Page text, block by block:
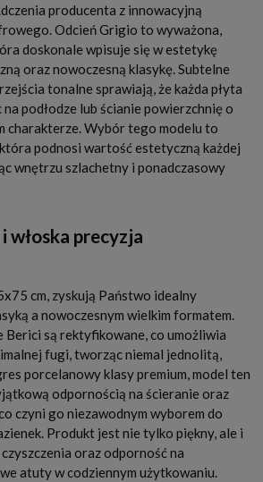
producenta z innowacyjną
Odcień Grigio to wyważona,
doskonale wpisuje się w estetykę
oraz nowoczesną klasykę. Subtelne
tonalne sprawiają, że każda płyta
podłodze lub ścianie powierzchnię o
charakterze. Wybór tego modelu to
podnosi wartość estetyczną każdej
wnętrzu szlachetny i ponadczasowy
włoska precyzja
cm, zyskują Państwo idealny
a nowoczesnym wielkim formatem.
Berici są rektyfikowane, co umożliwia
fugi, tworząc niemal jednolitą,
porcelanowy klasy premium, model ten
odpornością na ścieranie oraz
czyni go niezawodnym wyborem do
Produkt jest nie tylko piękny, ale i
oraz odporność na
atuty w codziennym użytkowaniu.